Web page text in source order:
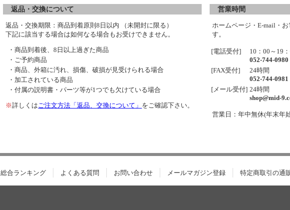
返品・交換について
返品・交換期限：商品到着原則8日以内 （未開封に限る）
下記に該当する場合は如何なる場合もお受けできません。
・商品到着後、8日以上過ぎた商品
・ご予約商品
・商品、外箱に汚れ、損傷、破損が見受けられる場合
・加工されている商品
・付属の説明書・パーツ等が1つでも欠けている場合
※詳しくはご注文方法「返品、交換について」 をご確認下さい。
営業時間
ホームページ・E-mail・
す。
[電話受付]
10：00～19
052-744-0980
[FAX受付]
24時間
052-744-0981
[メール受付] 24時間
shop@mid-
営業日：年中無休(年末年
総合ランキング よくある質問 お問い合わせ メールマガジン登録 特定商取引の通